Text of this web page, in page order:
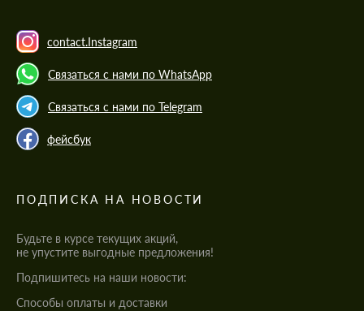
contact.Instagram
Связаться с нами по WhatsApp
Связаться с нами по Telegram
фейсбук
ПОДПИСКА НА НОВОСТИ
Будьте в курсе текущих акций,
не упустите выгодные предложения!
Подпишитесь на наши новости:
Cпособы оплаты и доставки